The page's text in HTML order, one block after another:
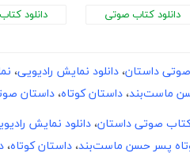
دانلود کتاب صوتی دانلود
صوتی داستان، دانلود نمایش رادیویی،
ماست‌بند، داستان کوتاه، داستان
کتاب صوتی داستان، دانلود نمایش
پسر حسن ماست‌بند، داستان کوتاه،